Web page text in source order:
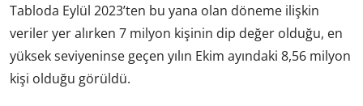
Tabloda Eylül 2023’ten bu yana olan döneme ilişkin
veriler yer alırken 7 milyon kişinin dip değer olduğu, en
yüksek seviyeninse geçen yılın Ekim ayındaki 8,56 milyon
kişi olduğu görüldü.